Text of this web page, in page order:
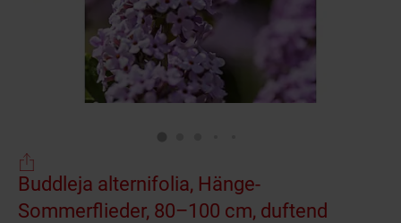
Buddleja alternifolia, Hänge-
Sommerflieder, 80–100 cm, duftend